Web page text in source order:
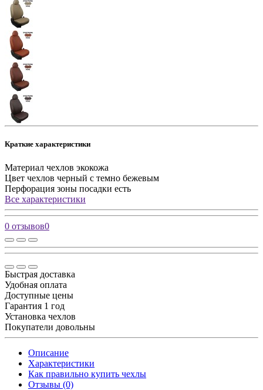
Краткие характеристики
Материал чехлов экокожа
Цвет чехлов черный с темно бежевым
Перфорация зоны посадки есть
Все характеристики
0 отзывов0
Быстрая доставка
Удобная оплата
Доступные цены
Гарантия 1 год
Установка чехлов
Покупатели довольны
Описание
Характеристики
Как правильно купить чехлы
Отзывы (0)